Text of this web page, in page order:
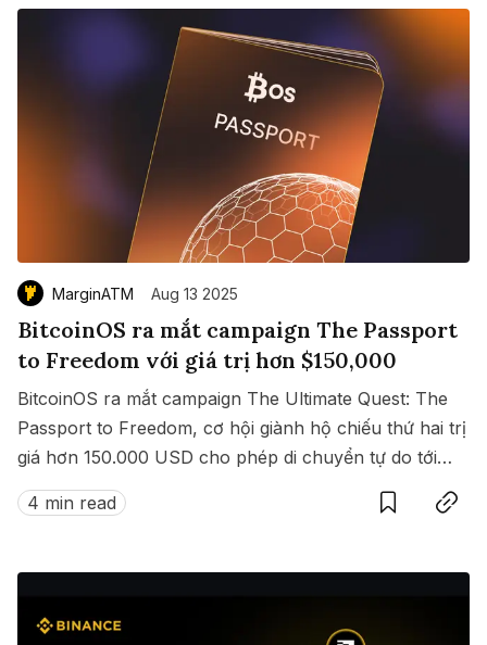
MarginATM Aug 13 2025
BitcoinOS ra mắt campaign The Passport
to Freedom với giá trị hơn $150,000
BitcoinOS ra mắt campaign The Ultimate Quest: The
Passport to Freedom, cơ hội giành hộ chiếu thứ hai trị
giá hơn 150.000 USD cho phép di chuyển tự do tới
hàng loạt quốc gia không cần visa.
4 min read
SaveCopy link